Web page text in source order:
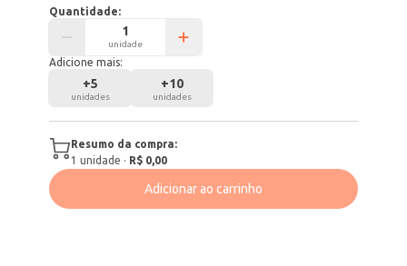
Quantidade:
unidade
Adicione mais:
+5
unidades
+10
unidades
Resumo da compra:
1 unidade · R$ 0,00
Adicionar ao carrinho